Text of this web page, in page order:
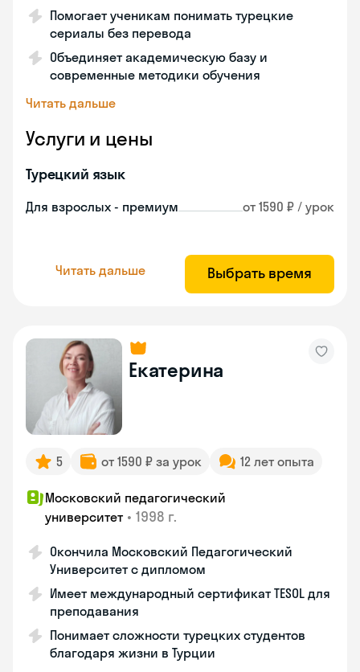
Помогает ученикам понимать турецкие
сериалы без перевода
Объединяет академическую базу и
современные методики обучения
Читать дальше
Услуги и цены
Турецкий язык
Для взрослых - премиум от 1590 ₽ / урок
Читать дальше Выбрать время
Екатерина
5 от 1590 ₽ за урок 12 лет опыта
Московский педагогический
университет • 1998 г.
Окончила Московский Педагогический
Университет с дипломом
Имеет международный сертификат TESOL для
преподавания
Понимает сложности турецких студентов
благодаря жизни в Турции